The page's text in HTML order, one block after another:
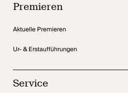
Premieren
Aktuelle Premieren
Ur- & Erstaufführungen
Service